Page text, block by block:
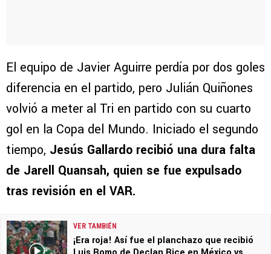
El equipo de Javier Aguirre perdía por dos goles
diferencia en el partido, pero Julián Quiñones
volvió a meter al Tri en partido con su cuarto
gol en la Copa del Mundo. Iniciado el segundo
tiempo, Jesús Gallardo recibió una dura falta
de Jarell Quansah, quien se fue expulsado
tras revisión en el VAR.
VER TAMBIÉN
¡Era roja! Así fue el planchazo que recibió